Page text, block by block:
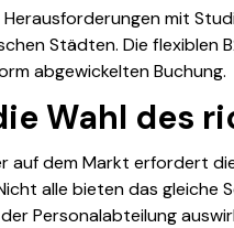
mit
Städten. Die flexiblen
abgewickelten Buchung.
Wahl des
auf dem Markt erfordert
alle bieten das gleiche
Personalabteilung